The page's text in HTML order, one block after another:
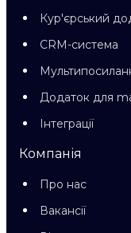
Кур'єрський
CRM-система
Додаток для
Інтеграції
Компанія
Про нас
Вакансії